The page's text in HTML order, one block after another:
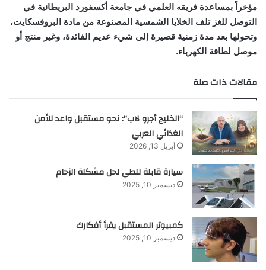
مؤخراً بمساعدة فريقه العلمي في جامعة أكسفورد البريطانية في
التوصل للغز تلف الخلايا الشمسية المصنوعة من مادة البروفسكايت،
وتحولها بعد مدة زمنية قصيرة إلى شيء عديم الفائدة، وغير منتج أو
موصل لطاقة الكهرباء.
مقالات ذات صلة
“الخليج أجرو لاب”: نحو مستقبل واعد للأمن
الغذائي العربي
أبريل 13, 2026
سيارة قابلة للطي لحل مشكلة الزحام
ديسمبر 10, 2025
كمبيوتر المستقبل يقرأ أفكارك
ديسمبر 10, 2025